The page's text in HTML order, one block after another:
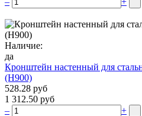
Наличие:
да
Кронштейн настенный для
(H900)
528.28 руб
1 312.50 руб
–
+